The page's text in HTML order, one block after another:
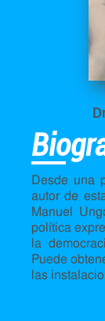
Desde una
autor de
Manuel
política
la
Puede
las